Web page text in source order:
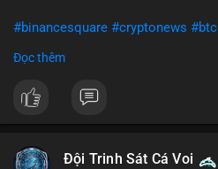
#binancesquare #cryptonews #btc
$btc
#vlikevn #titanbot
Đọc thêm
Đội Trinh Sát Cá Voi